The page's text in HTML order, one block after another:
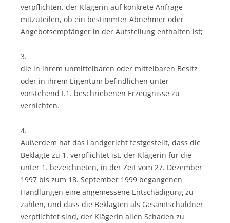
verpflichten, der Klägerin auf konkrete Anfrage
mitzuteilen, ob ein bestimmter Abnehmer oder
Angebotsempfänger in der Aufstellung enthalten ist;
3.
die in ihrem unmittelbaren oder mittelbaren Besitz
oder in ihrem Eigentum befindlichen unter
vorstehend I.1. beschriebenen Erzeugnisse zu
vernichten.
4.
Außerdem hat das Landgericht festgestellt, dass die
Beklagte zu 1. verpflichtet ist, der Klägerin für die
unter 1. bezeichneten, in der Zeit vom 27. Dezember
1997 bis zum 18. September 1999 begangenen
Handlungen eine angemessene Entschädigung zu
zahlen, und dass die Beklagten als Gesamtschuldner
verpflichtet sind, der Klägerin allen Schaden zu